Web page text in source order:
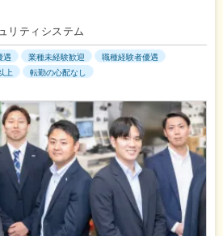
リティシステム
遇 業種未経験歓迎
職種経験者優遇
上 転勤の心配なし